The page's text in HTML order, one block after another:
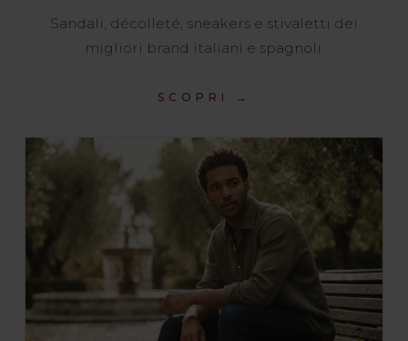
Sandali, décolleté, sneakers e stivaletti dei
migliori brand italiani e spagnoli.
SCOPRI →